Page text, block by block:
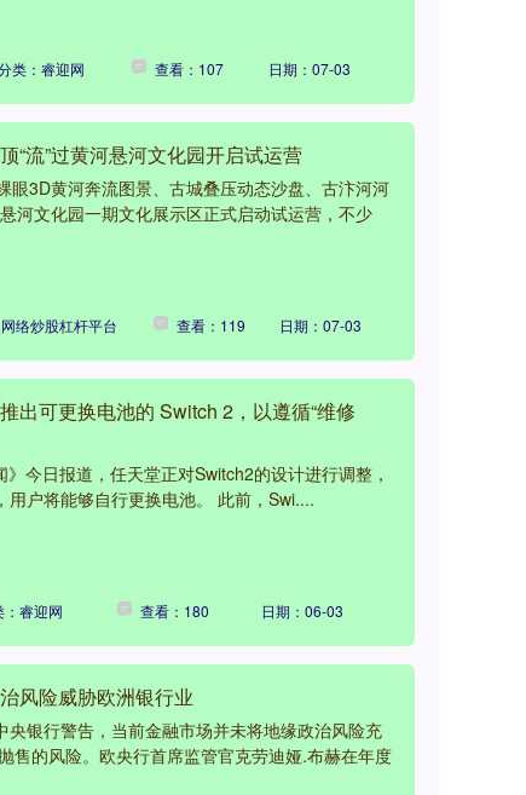
类：睿迎网 查看：107 日期：07-03
“流”过黄河悬河文化园开启试运营
眼3D黄河奔流图景、古城叠压动态沙盘、古汴河河
文化园一期文化展示区正式启动试运营，不少
络炒股杠杆平台 查看：119 日期：07-03
出可更换电池的 Switch 2，以遵循“维修
今日报道，任天堂正对Switch2的设计进行调整，
用户将能够自行更换电池。 此前，Swi....
：睿迎网 查看：180 日期：06-03
风险威胁欧洲银行业
银行警告，当前金融市场并未将地缘政治风险充
售的风险。欧央行首席监管官克劳迪娅.布赫在年度